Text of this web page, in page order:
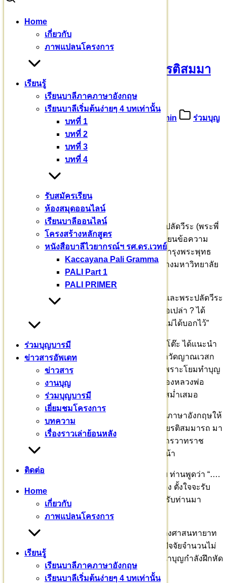
Home
เกี่ยวกับ
ภาพแปลนโครงการ
เรียนรู้
เรียนบาลีภาคภาษาอังกฤษ
เรียนบาลีเริ่มต้นง่ายๆ 4 บทเท่านั้น
บทที่ 1
บทที่ 2
บทที่ 3
บทที่ 4
รับสมัครเรียน
ห้องสมุดออนไลน์
เรียนบาลีออนไลน์
โครงสร้างหลักสูตร
หนังสือบาลีไวยากรณ์ฯ รศ.ดร.เวทย์
Kaccayana Pali Gramma
PALI Part 1
PALI PRIMER
ร่วมบุญบารมี
ข่าวสารอัพเดท
ข่าวสาร
งานบุญ
ร่วมบุญบารมี
เยี่ยมชมโครงการ
บทความ
เรื่องราวเล่าย้อนหลัง
ติดต่อ
Home
เกี่ยวกับ
ภาพแปลนโครงการ
เรียนรู้
เรียนบาลีภาคภาษาอังกฤษ
เรียนบาลีเริ่มต้นง่ายๆ 4 บทเท่านั้น
Search
ขออนุโมทนาบุญ คุณพีรนุช เกียรติสมมารถ
ขออนุโมทนาบุญ คุณพีรนุช เกียรติสมมา
รถ
15 สิงหาคม 25651 กันยายน 2022 admin
ร่วมบุญ
“มีใครรู้จักโยมไหม ?”
โยมทำบุญ เพราะเห็นว่า เป็นเนื้อนาบุญ
วันนี้ ๑๕ สิงหาคม ช่วงถวายภัตตาหารเพล พระปลัดวีระ (พระพี่
เลี้้ยงสามเณร) นำซองปัจจัยมาให้ผมประกาศ เขียนข้อความ
ลายมือว่า น้อมนมัสการถวาย ร่วมทำบุญ ทำนุบำรุงพระพุทธ
ศาสนา ค้ำจุน จรรโลงพระพุทธศาสนา (ร่วมสร้างมหาวิทยาลัย
บาลี) ๑๐๐,๐๐๐ บาท
ผมถามท่านอาจารย์พระมหาสิงโห ปุณฺณเมโธ และพระปลัดวีระ
“รู้จักโยมไหม โยมนัดท่านอาจารย์เจ้าคุณไว้หรือเปล่า ? ได้
รับคำตอบว่า “ไม่รู้จัก และท่านอาจารย์เจ้าคุณ ไม่ได้บอกไว้”
เมื่อพาญาติโยมไปประเคนภัตตาหารพระสงฆ์ที่โต๊ะ ได้แนะนำ
ให้ท่านรู้จักอาจารย์พระมหาวีระ ธมฺมวิริโย จากวัดญาณเวสก
วัน พุทธมณฑล ปรากฏว่าท่านรู้จักกันมาก่อน เพราะโยมทำบุญ
วัดญาณเวสกวัน และเป็นเจ้าภาพพิมพ์หนังสือของหลวงพ่อ
สมเด็จพระพุทธโฆษาจารย์ (ป.อ. ปยุตฺโต) อย่างสม่ำเสมอ
แต่วันนี้ ท่านอาจารย์พระมหาวีระ มาสอนฝึกฝนภาษาอังกฤษให้
ลูกหลานศากยบุตรสามเณรสีหะ คุณพี่พีรนุช เกียรติสมมารถ มา
ถวายปัจจัยอุปถัมภ์สร้างมหาวชิราลงกรณบาลีเถรวาทราช
วิทยาลัย ต่างคนต่างมา ไม่ได้นัดหมายกันล่วงหน้า
ผมไม่รู้จักพี่พีรนุช พี่พีรนุช ก็ไม่รู้จักผม ก่อนกลับ ท่านพูดว่า “….
คุณแม่อายุ ๙๒ ปีแล้ว อยู่หนองพงนก ใกล้ ๆ นี่เอง ตั้งใจจะรับ
คุณแม่มาทำบุญหลายครั้ง วันนี้ มาเยี่ยมท่านจึงรับท่านมา
ทำบุญวันนี้เลย…. “
ปลื้มปีติในบุญท่าน เพราะเห็นประโยชน์งานสร้างศาสนทายาท
แม้ไม่รู้จักกันมาก่อน ท่านก็แวะมาทำบุญถวายปัจจัยจำนวนไม่
น้อย โดยไม่บอกกล่าวล่วงหน้าใด ๆ เพราะเนื้อนาบุญกำลังฝึกหัด
ขัดเกลาเล่าเรียนคัมภีร์บาลีพระไตรปิฎกโดยแท้